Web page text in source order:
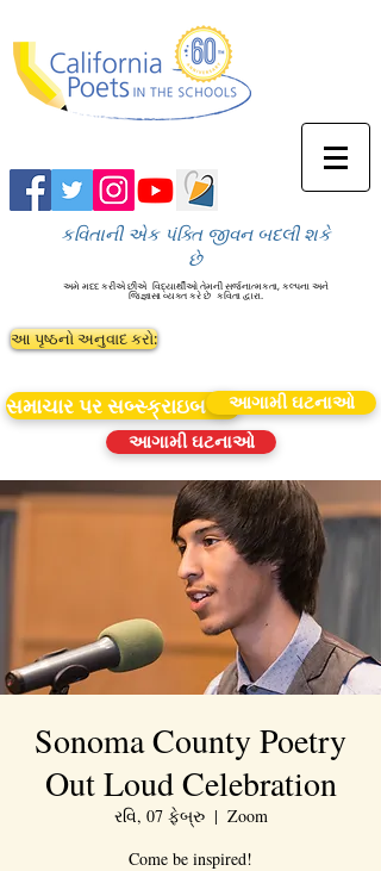
કવિતાની એક પંક્તિ જીવન બદલી શકે
છે
અમે મદદ કરીએ છીએ વિદ્યાર્થીઓ તેમની સર્જનાત્મકતા, કલ્પના અને
જિજ્ઞાસા વ્યક્ત કરે છે કવિતા દ્વારા.
આ પૃષ્ઠનો અનુવાદ કરો:
સમાચાર પર સબ્સ્ક્રાઇબ કરોઆગામી ઘટનાઓ
આગામી ઘટનાઓ
Sonoma County Poetry
Out Loud Celebration
રવિ, 07 ફેબ્રુ
  |
Zoom
Come be inspired!